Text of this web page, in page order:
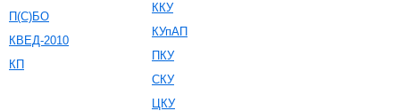
П(С)БО
КВЕД-2010
КП
ККУ
КУпАП
ПКУ
СКУ
ЦКУ